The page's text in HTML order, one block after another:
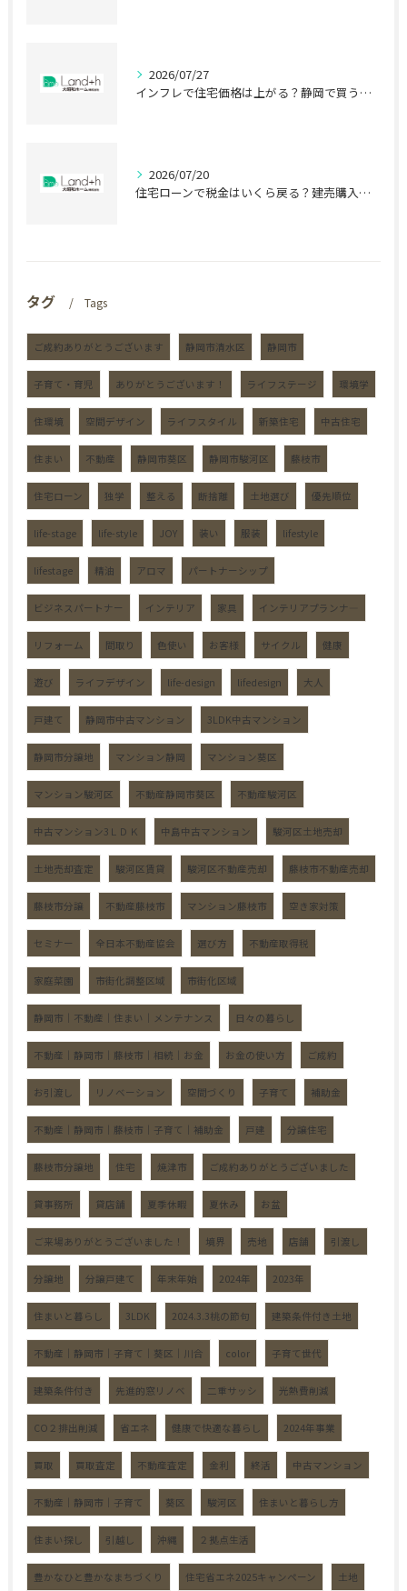
2026/07/27
インフレで住宅価格は上がる？静岡で買う前に知る盲点
2026/07/20
住宅ローンで税金はいくら戻る？建売購入前の盲点
タグ Tags
ご成約ありがとうございます 静岡市清水区 静岡市
子育て・育児 ありがとうございます！ ライフステージ 環境学
住環境 空間デザイン ライフスタイル 新築住宅 中古住宅
住まい 不動産 静岡市葵区 静岡市駿河区 藤枝市
住宅ローン 独学 整える 断捨離 土地選び 優先順位
life-stage life-style JOY 装い 服装 lifestyle
lifestage 精油 アロマ パートナーシップ
ビジネスパートナー インテリア 家具 インテリアプランナ―
リフォーム 間取り 色使い お客様 サイクル 健康
遊び ライフデザイン life-design lifedesign 大人
戸建て 静岡市中古マンション 3LDK中古マンション
静岡市分譲地 マンション静岡 マンション葵区
マンション駿河区 不動産静岡市葵区 不動産駿河区
中古マンション3ＬＤＫ 中島中古マンション 駿河区土地売却
土地売却査定 駿河区賃貸 駿河区不動産売却 藤枝市不動産売却
藤枝市分譲 不動産藤枝市 マンション藤枝市 空き家対策
セミナー 全日本不動産協会 選び方 不動産取得税
家庭菜園 市街化調整区域 市街化区域
静岡市｜不動産｜住まい｜メンテナンス 日々の暮らし
不動産｜静岡市｜藤枝市｜相続｜お金 お金の使い方 ご成約
お引渡し リノベーション 空間づくり 子育て 補助金
不動産｜静岡市｜藤枝市｜子育て｜補助金 戸建 分譲住宅
藤枝市分譲地 住宅 焼津市 ご成約ありがとうございました
貸事務所 貸店舗 夏季休暇 夏休み お盆
ご来場ありがとうございました！ 境界 売地 店舗 引渡し
分譲地 分譲戸建て 年末年始 2024年 2023年
住まいと暮らし 3LDK 2024.3.3桃の節句 建築条件付き土地
不動産｜静岡市｜子育て｜葵区｜川合 color 子育て世代
建築条件付き 先進的窓リノベ 二重サッシ 光熱費削減
CO２排出削減 省エネ 健康で快適な暮らし 2024年事業
買取 買取査定 不動産査定 金利 終活 中古マンション
不動産｜静岡市｜子育て 葵区 駿河区 住まいと暮らし方
住まい探し 引越し 沖縄 ２拠点生活
豊かなひと豊かなまちづくり 住宅省エネ2025キャンペーン 土地